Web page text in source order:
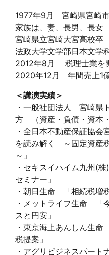
1977年9月 宮崎県宮崎
家族は、妻、長男、長女
宮崎県立宮崎大宮高校卒
法政大学文学部日本文学
2012年8月 税理士業を
2020年12月 年間売上1
＜講演実績＞
・一般社団法人 宮崎県
方 （資産・負債・資本
・全日本不動産保証協
を読み解く ～固定資産
～」
・セキスイハイム九州(
セミナー」
・朝日生命 「相続税増
・メットライフ生命 「
スと円安」
・東京海上あんしん生
税提案」
・アグリビジネスパー